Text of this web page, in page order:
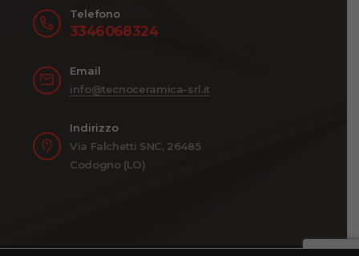
Telefono
3346068324
Email
info@tecnoceramica-srl.it
Indirizzo
Via Falchetti SNC, 26485
Codogno (LO)